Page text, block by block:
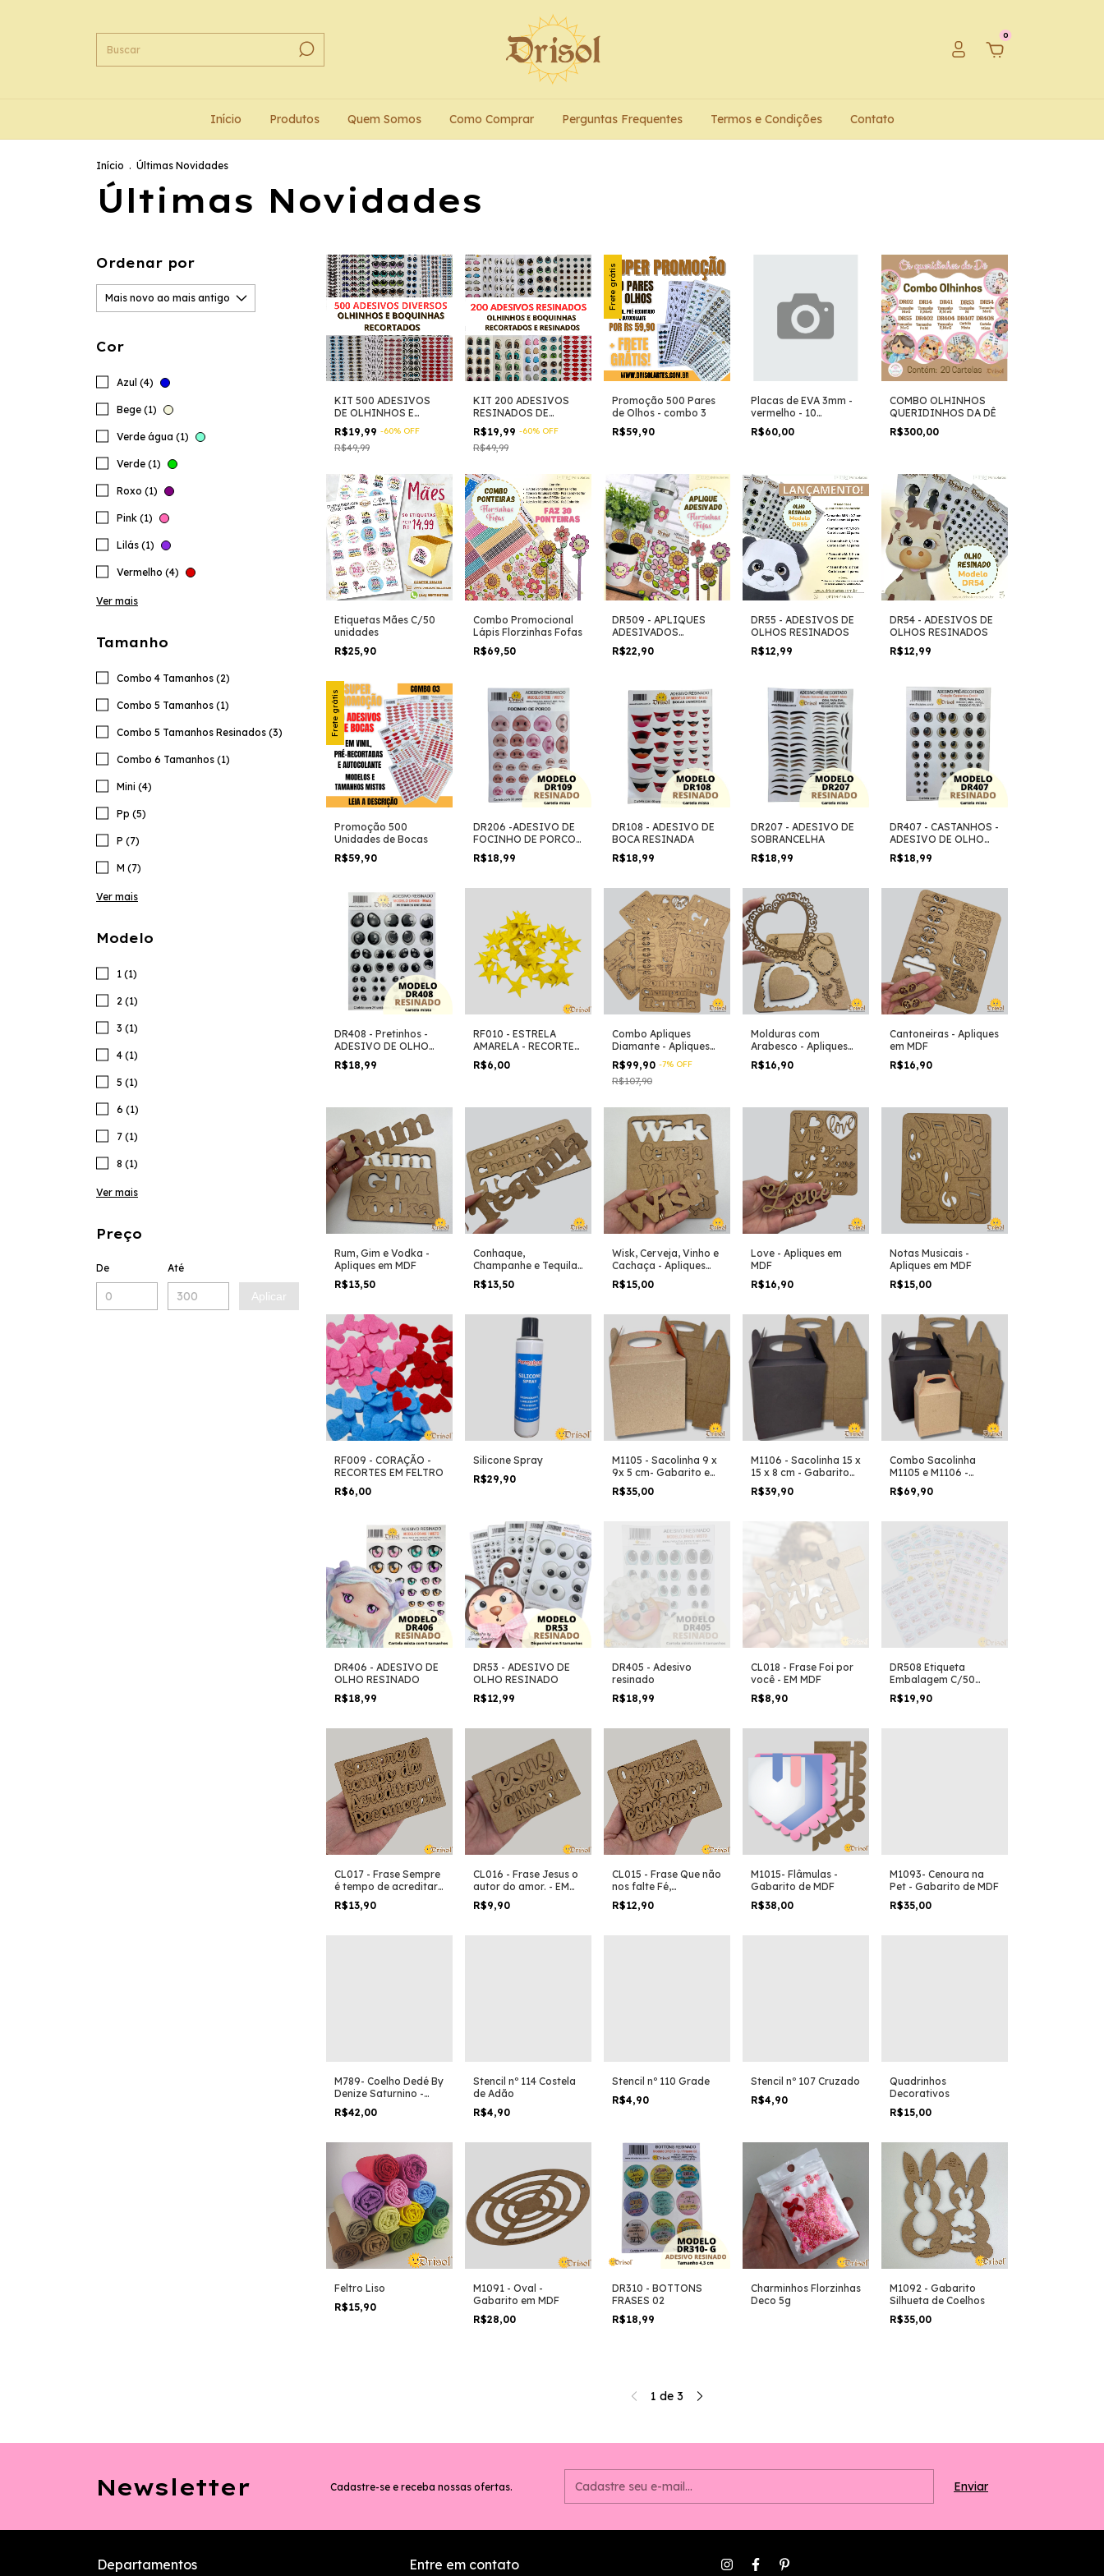
0
Início Produtos Quem Somos Como Comprar Perguntas Frequentes Termos e Condições Contato
Início . Últimas Novidades
Últimas Novidades
Ordenar por
Cor
Azul (4)
Bege (1)
Verde água (1)
Verde (1)
Roxo (1)
Pink (1)
Lilás (1)
Vermelho (4)
Ver mais
Tamanho
Combo 4 Tamanhos (2)
Combo 5 Tamanhos (1)
Combo 5 Tamanhos Resinados (3)
Combo 6 Tamanhos (1)
Mini (4)
Pp (5)
P (7)
M (7)
Ver mais
Modelo
1 (1)
2 (1)
3 (1)
4 (1)
5 (1)
6 (1)
7 (1)
8 (1)
Ver mais
Preço
De Até
Aplicar
KIT 500 ADESIVOS
DE OLHINHOS E
BOQUINHA
RECORTADOS E
DIVERSOS
R$19,99 -60% OFF
R$49,99
KIT 200 ADESIVOS
RESINADOS DE
OLHINHOS E
BOQUINHA
RECORTADOS E
R$19,99 -60% OFF
R$49,99
Frete grátis
Promoção 500 Pares
de Olhos - combo 3
R$59,90
Placas de EVA 3mm -
vermelho - 10
unidades
R$60,00
COMBO OLHINHOS
QUERIDINHOS DA DÊ
R$300,00
Etiquetas Mães C/50
unidades
R$25,90
Combo Promocional
Lápis Florzinhas Fofas
R$69,50
DR509 - APLIQUES
ADESIVADOS
FLORZINHAS FOFAS
R$22,90
DR55 - ADESIVOS DE
OLHOS RESINADOS
R$12,99
DR54 - ADESIVOS DE
OLHOS RESINADOS
R$12,99
Frete grátis
Promoção 500
Unidades de Bocas
R$59,90
DR206 -ADESIVO DE
FOCINHO DE PORCO
RESINADO
R$18,99
DR108 - ADESIVO DE
BOCA RESINADA
R$18,99
DR207 - ADESIVO DE
SOBRANCELHA
R$18,99
DR407 - CASTANHOS -
ADESIVO DE OLHO
RESINADO
R$18,99
DR408 - Pretinhos -
ADESIVO DE OLHO
RESINADO
R$18,99
RF010 - ESTRELA
AMARELA - RECORTES
EM FELTRO
R$6,00
Combo Apliques
Diamante - Apliques
em MDF
R$99,90 -7% OFF
R$107,90
Molduras com
Arabesco - Apliques
em MDF
R$16,90
Cantoneiras - Apliques
em MDF
R$16,90
Rum, Gim e Vodka -
Apliques em MDF
R$13,50
Conhaque,
Champanhe e Tequila
- Apliques em MDF
R$13,50
Wisk, Cerveja, Vinho e
Cachaça - Apliques
em MDF
R$15,00
Love - Apliques em
MDF
R$16,90
Notas Musicais -
Apliques em MDF
R$15,00
RF009 - CORAÇÃO -
RECORTES EM FELTRO
R$6,00
Silicone Spray
R$29,90
M1105 - Sacolinha 9 x
9x 5 cm- Gabarito em
MDF
R$35,00
M1106 - Sacolinha 15 x
15 x 8 cm - Gabarito
em MDF
R$39,90
Combo Sacolinha
M1105 e M1106 -
Gabarito em MDF
R$69,90
DR406 - ADESIVO DE
OLHO RESINADO
R$18,99
DR53 - ADESIVO DE
OLHO RESINADO
R$12,99
DR405 - Adesivo
resinado
R$18,99
CL018 - Frase Foi por
você - EM MDF
R$8,90
DR508 Etiqueta
Embalagem C/50
unidades
R$19,90
CL017 - Frase Sempre
é tempo de acreditar
e recomeçar - EM MDF
R$13,90
CL016 - Frase Jesus o
autor do amor. - EM
MDF
R$9,90
CL015 - Frase Que não
nos falte Fé,
Esperança e Amor. -
EM MDF
R$12,90
M1015- Flâmulas -
Gabarito de MDF
R$38,00
M1093- Cenoura na
Pet - Gabarito de MDF
R$35,00
M789- Coelho Dedé By
Denize Saturnino -
Gabarito de MDF
R$42,00
Stencil nº 114 Costela
de Adão
R$4,90
Stencil nº 110 Grade
R$4,90
Stencil nº 107 Cruzado
R$4,90
Quadrinhos
Decorativos
R$15,00
Feltro Liso
R$15,90
M1091 - Oval -
Gabarito em MDF
R$28,00
DR310 - BOTTONS
FRASES 02
R$18,99
Charminhos Florzinhas
Deco 5g
M1092 - Gabarito
Silhueta de Coelhos
R$35,00
1 de 3
Newsletter Cadastre-se e receba nossas ofertas.
Departamentos Entre em contato